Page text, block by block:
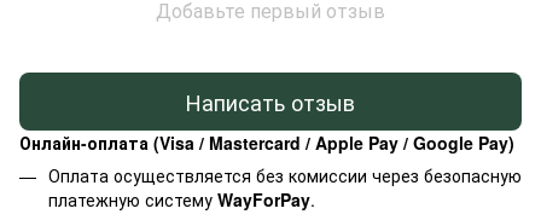
Добавьте первый отзыв
Написать отзыв
Онлайн-оплата (Visa / Mastercard / Apple Pay / Google Pay)
Оплата осуществляется без комиссии через безопасную
платежную систему WayForPay.